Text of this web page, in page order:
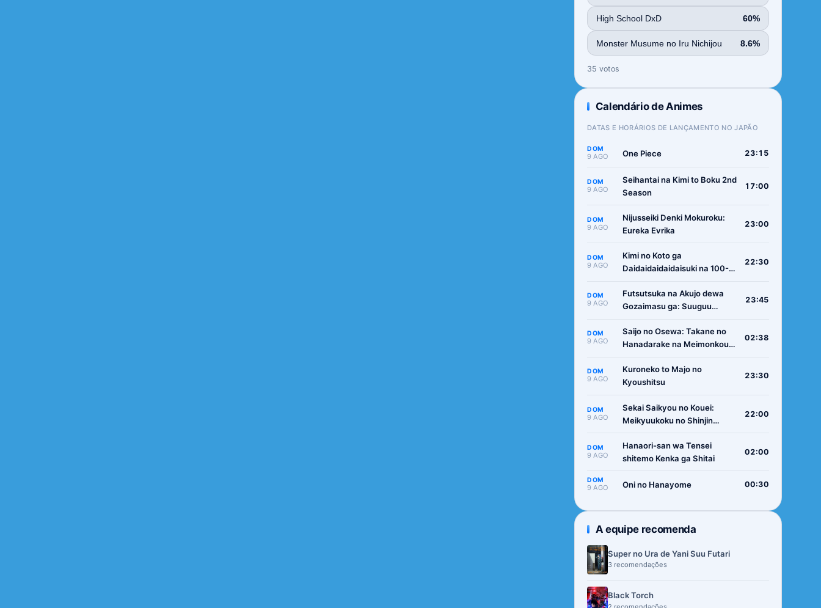
High School DxD 60%
Monster Musume no Iru Nichijou 8.6%
35 votos
Calendário de Animes
DATAS E HORÁRIOS DE LANÇAMENTO NO JAPÃO
DOM
9 AGO One Piece 23:15
DOM
9 AGO
Seihantai na Kimi to Boku 2nd
Season
17:00
DOM
9 AGO
Nijusseiki Denki Mokuroku:
Eureka Evrika
23:00
DOM
9 AGO
Kimi no Koto ga
Daidaidaidaidaisuki na 100-
22:30
DOM
9 AGO
Futsutsuka na Akujo dewa
Gozaimasu ga: Suuguu
23:45
DOM
9 AGO
Saijo no Osewa: Takane no
Hanadarake na Meimonkou
(Seikatsu Nouryoku Kaimu)
wo Kagenagara Osewa suru
02:38
DOM
9 AGO
Kuroneko to Majo no
Kyoushitsu
23:30
DOM
9 AGO
Sekai Saikyou no Kouei:
Meikyuukoku no Shinjin
22:00
DOM
9 AGO
Hanaori-san wa Tensei
shitemo Kenka ga Shitai
02:00
DOM
9 AGO Oni no Hanayome 00:30
A equipe recomenda
Super no Ura de Yani Suu Futari
3 recomendações
Black Torch